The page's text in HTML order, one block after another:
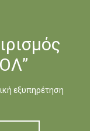
εξυπηρέτηση